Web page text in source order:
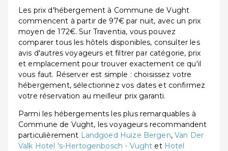
Les prix d'hébergement à Commune de Vught
commencent à partir de 97€ par nuit, avec un prix
moyen de 172€. Sur Traventia, vous pouvez
comparer tous les hôtels disponibles, consulter les
avis d'autres voyageurs et filtrer par catégorie, prix
et emplacement pour trouver exactement ce qu'il
vous faut. Réserver est simple : choisissez votre
hébergement, sélectionnez vos dates et confirmez
votre réservation au meilleur prix garanti.
Parmi les hébergements les plus remarquables à
Commune de Vught, les voyageurs recommandent
particulièrement Landgoed Huize Bergen,Van Der
Valk Hotel 's-Hertogenbosch - Vught et Hotel